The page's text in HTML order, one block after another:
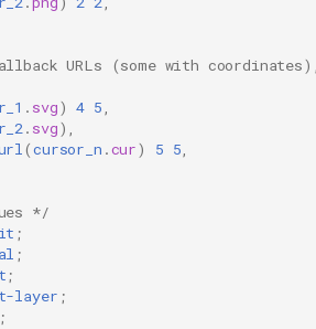
URLs (some with
. svg) 4 5,
. svg),
(cursor_n .cur) 5 5,
*/
;
;
;
layer ;
;